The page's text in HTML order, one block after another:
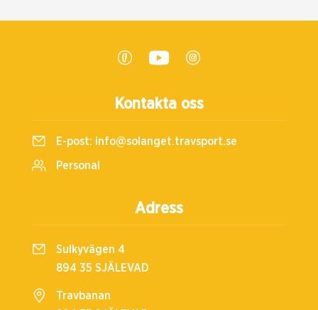
Kontakta oss
E-post: info@solanget.travsport.se
Personal
Adress
Sulkyvägen 4
894 35 SJÄLEVAD
Travbanan